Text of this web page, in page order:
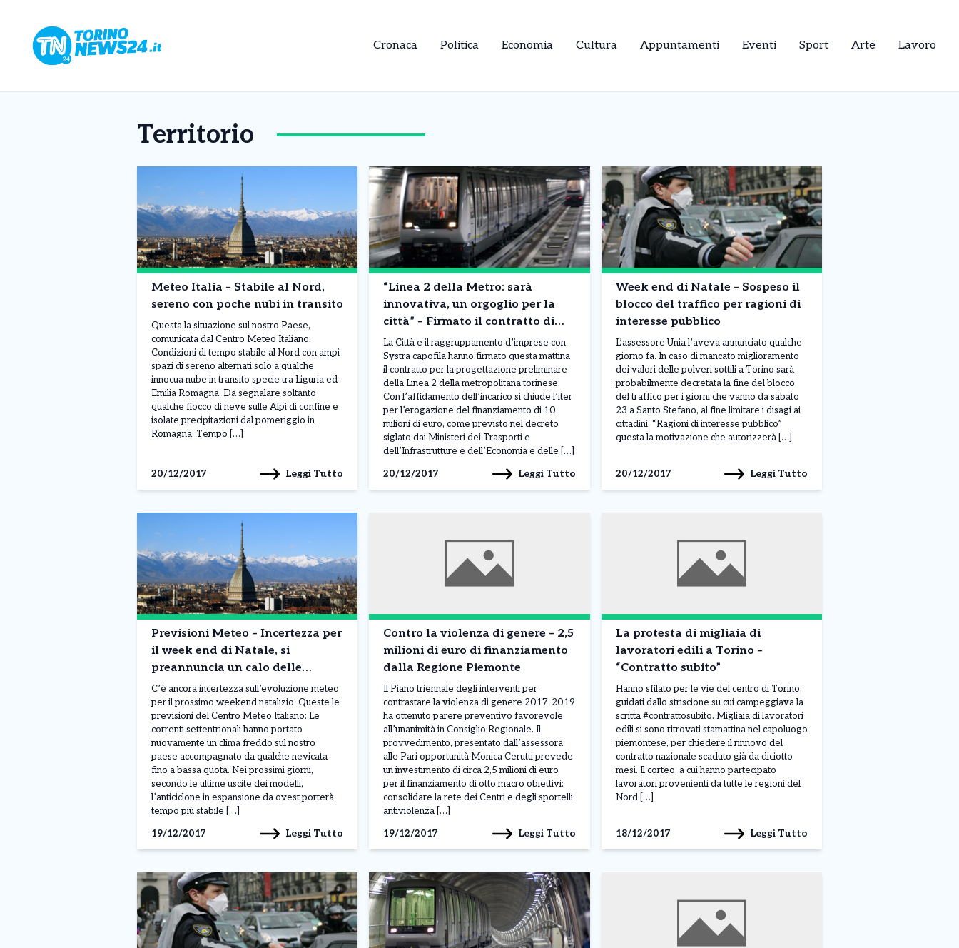
Cronaca Politica Economia Cultura Appuntamenti Eventi Sport Arte Lavoro
Territorio
Meteo Italia – Stabile al Nord,
sereno con poche nubi in transito
Questa la situazione sul nostro Paese,
comunicata dal Centro Meteo Italiano:
Condizioni di tempo stabile al Nord con ampi
spazi di sereno alternati solo a qualche
innocua nube in transito specie tra Liguria ed
Emilia Romagna. Da segnalare soltanto
qualche fiocco di neve sulle Alpi di confine e
isolate precipitazioni dal pomeriggio in
Romagna. Tempo […]
20/12/2017 Leggi Tutto
“Linea 2 della Metro: sarà
innovativa, un orgoglio per la
città” – Firmato il contratto di
progettazione preliminare
La Città e il raggruppamento d’imprese con
Systra capofila hanno firmato questa mattina
il contratto per la progettazione preliminare
della Linea 2 della metropolitana torinese.
Con l’affidamento dell’incarico si chiude l’iter
per l’erogazione del finanziamento di 10
milioni di euro, come previsto nel decreto
siglato dai Ministeri dei Trasporti e
dell’Infrastrutture e dell’Economia e delle […]
20/12/2017
Leggi Tutto
Week end di Natale – Sospeso il
blocco del traffico per ragioni di
interesse pubblico
L’assessore Unia l’aveva annunciato qualche
giorno fa. In caso di mancato miglioramento
dei valori delle polveri sottili a Torino sarà
probabilmente decretata la fine del blocco
del traffico per i giorni che vanno da sabato
23 a Santo Stefano, al fine limitare i disagi ai
cittadini. “Ragioni di interesse pubblico”
questa la motivazione che autorizzerà […]
20/12/2017 Leggi Tutto
Previsioni Meteo – Incertezza per
il week end di Natale, si
preannuncia un calo delle
temperature
C’è ancora incertezza sull’evoluzione meteo
per il prossimo weekend natalizio. Queste le
previsioni del Centro Meteo Italiano: Le
correnti settentrionali hanno portato
nuovamente un clima freddo sul nostro
paese accompagnato da qualche nevicata
fino a bassa quota. Nei prossimi giorni,
secondo le ultime uscite dei modelli,
l’anticiclone in espansione da ovest porterà
tempo più stabile […]
19/12/2017
Leggi Tutto
Contro la violenza di genere – 2,5
milioni di euro di finanziamento
dalla Regione Piemonte
Il Piano triennale degli interventi per
contrastare la violenza di genere 2017-2019
ha ottenuto parere preventivo favorevole
all’unanimità in Consiglio Regionale. Il
provvedimento, presentato dall’assessora
alle Pari opportunità Monica Cerutti prevede
un investimento di circa 2,5 milioni di euro
per il finanziamento di otto macro obiettivi:
consolidare la rete dei Centri e degli sportelli
antiviolenza […]
19/12/2017
Leggi Tutto
La protesta di migliaia di
lavoratori edili a Torino –
“Contratto subito”
Hanno sfilato per le vie del centro di Torino,
guidati dallo striscione su cui campeggiava la
scritta #contrattosubito. Migliaia di lavoratori
edili si sono ritrovati stamattina nel capoluogo
piemontese, per chiedere il rinnovo del
contratto nazionale scaduto già da diciotto
mesi. Il corteo, a cui hanno partecipato
lavoratori provenienti da tutte le regioni del
Nord […]
18/12/2017 Leggi Tutto